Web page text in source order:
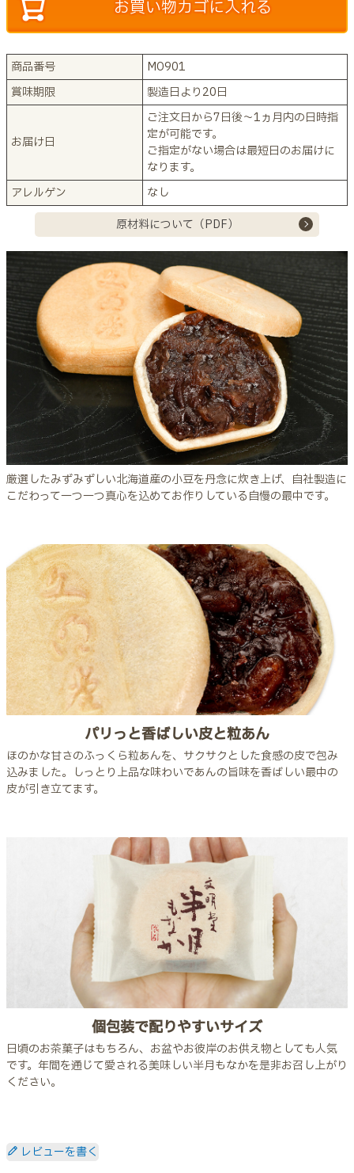
お買い物カゴに入れる
商品番号
MO901
賞味期限
製造日より20日
お届け日
ご注文日から7日後～1ヵ月内の日時指
定が可能です。
ご指定がない場合は最短日のお届けに
なります。
アレルゲン
なし
原材料について（PDF）
厳選したみずみずしい北海道産の小豆を丹念に炊き上げ、自社製造に
こだわって一つ一つ真心を込めてお作りしている自慢の最中です。
パリっと香ばしい皮と粒あん
ほのかな甘さのふっくら粒あんを、サクサクとした食感の皮で包み
込みました。しっとり上品な味わいであんの旨味を香ばしい最中の
皮が引き立てます。
個包装で配りやすいサイズ
日頃のお茶菓子はもちろん、お盆やお彼岸のお供え物としても人気
です。年間を通じて愛される美味しい半月もなかを是非お召し上がり
ください。
レビューを書く